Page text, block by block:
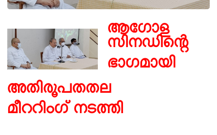
ആഗോള
സിനഡിന്റെ
ഭാഗമായി
അതിരൂപതതല
മീററിംഗ് നടത്തി